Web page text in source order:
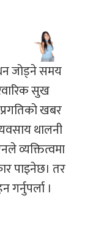
जोड्ने समय
सुख
खबर
थालनी
व्यक्तित्वमा
पाइनेछ। तर
गर्नुपर्ला ।